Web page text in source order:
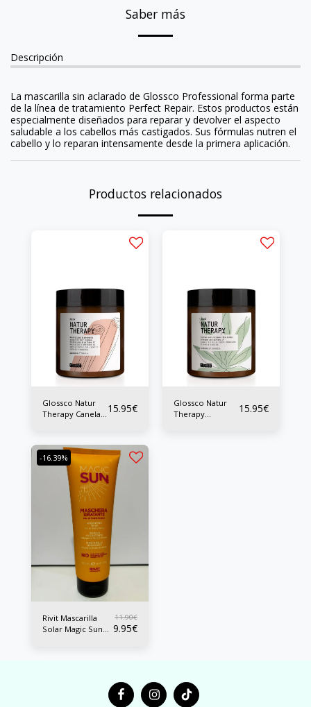
Saber más
Descripción
La mascarilla sin aclarado de Glossco Professional forma parte
de la línea de tratamiento Perfect Repair. Estos productos están
especialmente diseñados para reparar y devolver el aspecto
saludable a los cabellos más castigados. Sus fórmulas nutren el
cabello y lo reparan intensamente desde la primera aplicación.
Productos relacionados
Glossco Natur
Therapy Canela
15.95€
Glossco Natur
Therapy
15.95€
-16.39%
Rivit Mascarilla
Solar Magic Sun
11.90€
9.95€